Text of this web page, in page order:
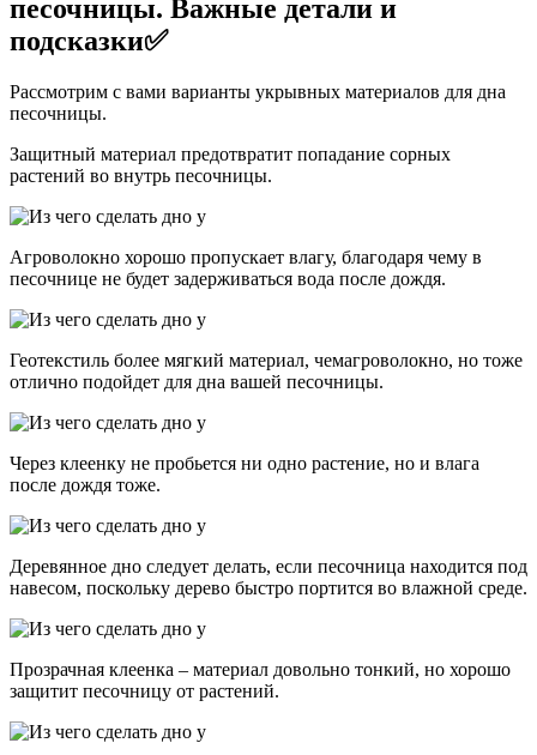
песочницы. Важные детали и
подсказки✅
Рассмотрим с вами варианты укрывных материалов для дна
песочницы.
Защитный материал предотвратит попадание сорных
растений во внутрь песочницы.
Агроволокно хорошо пропускает влагу, благодаря чему в
песочнице не будет задерживаться вода после дождя.
Геотекстиль более мягкий материал, чемагроволокно, но тоже
отлично подойдет для дна вашей песочницы.
Через клеенку не пробьется ни одно растение, но и влага
после дождя тоже.
Деревянное дно следует делать, если песочница находится под
навесом, поскольку дерево быстро портится во влажной среде.
Прозрачная клеенка – материал довольно тонкий, но хорошо
защитит песочницу от растений.